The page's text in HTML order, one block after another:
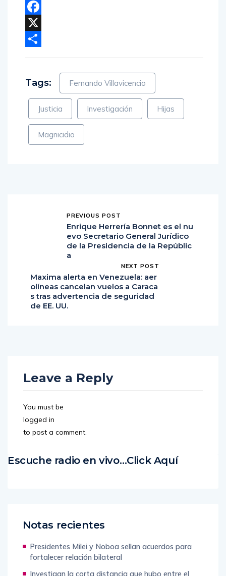
Facebook
X
Tags: Fernando Villavicencio
Justicia Investigación Hijas
Magnicidio
PREVIOUS POST
Enrique Herrería Bonnet es el nu
evo Secretario General Jurídico
de la Presidencia de la Repúblic
a
NEXT POST
Maxima alerta en Venezuela: aer
olíneas cancelan vuelos a Caraca
s tras advertencia de seguridad
de EE. UU.
Leave a Reply
You must be
logged in
to post a comment.
Escuche radio en vivo…Click Aquí
Notas recientes
Presidentes Milei y Noboa sellan acuerdos para
fortalecer relación bilateral
Investigan la corta distancia que hubo entre el